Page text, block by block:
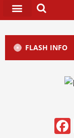
FLASH INFO